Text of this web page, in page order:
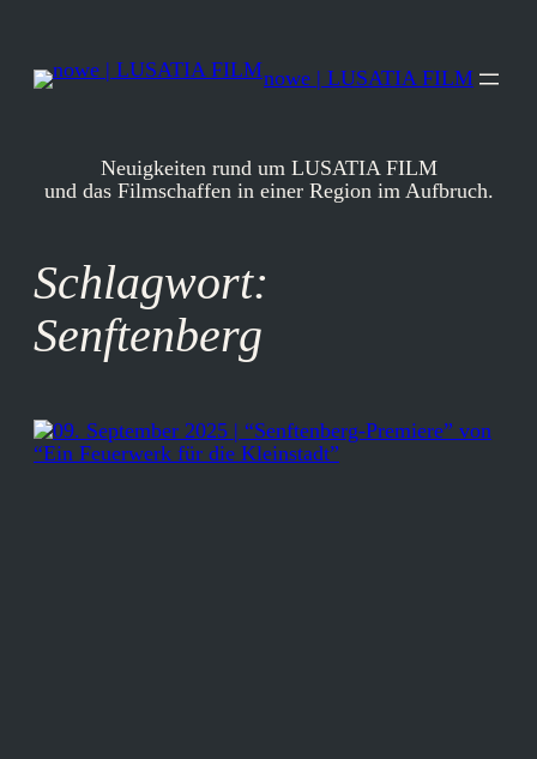
springen
nowe | LUSATIA FILM
Neuigkeiten rund um LUSATIA FILM
und das Filmschaffen in einer Region im Aufbruch.
Schlagwort:
Senftenberg